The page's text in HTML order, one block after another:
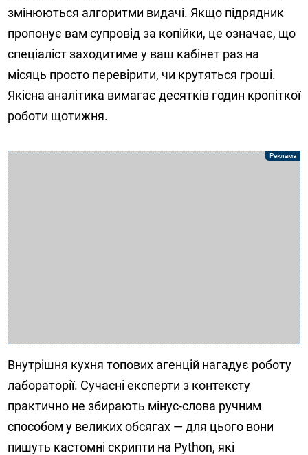
змінюються алгоритми видачі. Якщо підрядник
пропонує вам супровід за копійки, це означає, що
спеціаліст заходитиме у ваш кабінет раз на
місяць просто перевірити, чи крутяться гроші.
Якісна аналітика вимагає десятків годин кропіткої
роботи щотижня.
Внутрішня кухня топових агенцій нагадує роботу
лабораторії. Сучасні експерти з контексту
практично не збирають мінус-слова ручним
способом у великих обсягах — для цього вони
пишуть кастомні скрипти на Python, які